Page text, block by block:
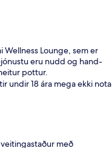
Wellness Lounge, sem er
eru nudd og hand-
pottur.
undir 18 ára mega ekki nota
með